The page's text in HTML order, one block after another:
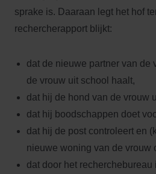
sprake is. Daaraan legt het hof
rechercherapport blijkt:
dat de nieuwe partner van de
de vrouw uit school haalt,
dat hij de hond van de vrouw
dat hij boodschappen doet
dat hij de post controleert en
nieuwe woning van de vrouw
dat door het